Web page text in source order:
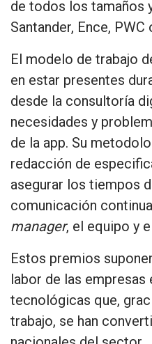
de todos los tamaños
Santander, Ence, PWC
El modelo de trabajo
en estar presentes
desde la consultoría
necesidades y
de la app. Su
redacción de
asegurar los tiempos
comunicación
manager, el equipo y
Estos premios
labor de las
tecnológicas que,
trabajo, se han